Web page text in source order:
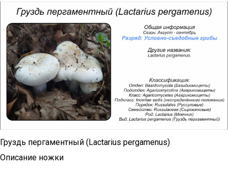
Груздь пергаментный (Lactarius pergamenus)
Описание ножки